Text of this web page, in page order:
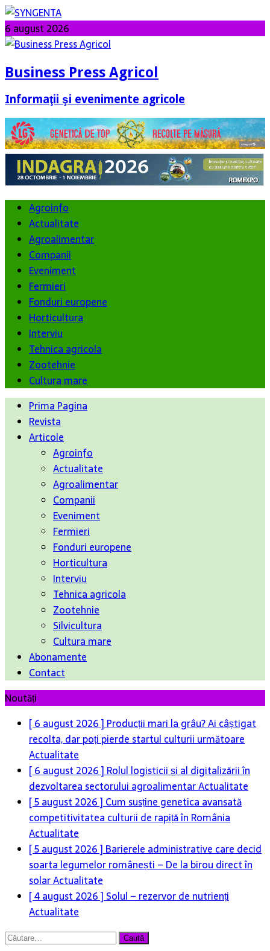
6 august 2026
Business Press Agricol
Informaţii şi evenimente agricole
Agroinfo
Actualitate
Agroalimentar
Companii
Eveniment
Fermieri
Fonduri europene
Horticultura
Interviu
Tehnica agricola
Zootehnie
Cultura mare
Prima Pagina
Revista
Articole
Agroinfo
Actualitate
Agroalimentar
Companii
Eveniment
Fermieri
Fonduri europene
Horticultura
Interviu
Tehnica agricola
Zootehnie
Silvicultura
Cultura mare
Abonamente
Contact
Noutăți
[ 6 august 2026 ]Producții mari la grâu? Ai câștigat
recolta, dar poți pierde startul culturii următoare
Actualitate
[ 6 august 2026 ]Rolul logisticii și al digitalizării în
dezvoltarea sectorului agroalimentarActualitate
[ 5 august 2026 ]Cum susține genetica avansată
competitivitatea culturii de rapiță în România
Actualitate
[ 5 august 2026 ]Barierele administrative care decid
soarta legumelor românești – De la birou direct în
solarActualitate
[ 4 august 2026 ]Solul – rezervor de nutrienți
Actualitate
Caută